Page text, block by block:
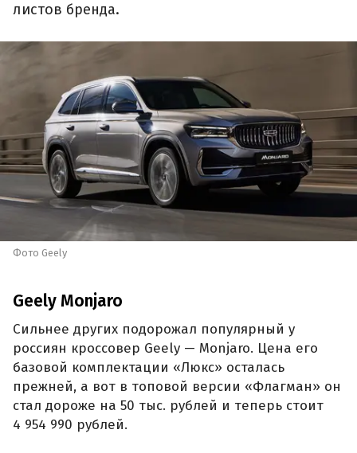
листов бренда.
Фото Geely
Geely Monjaro
Сильнее других подорожал популярный у
россиян кроссовер Geely — Monjaro. Цена его
базовой комплектации «Люкс» осталась
прежней, а вот в топовой версии «Флагман» он
стал дороже на 50 тыс. рублей и теперь стоит
4 954 990 рублей.